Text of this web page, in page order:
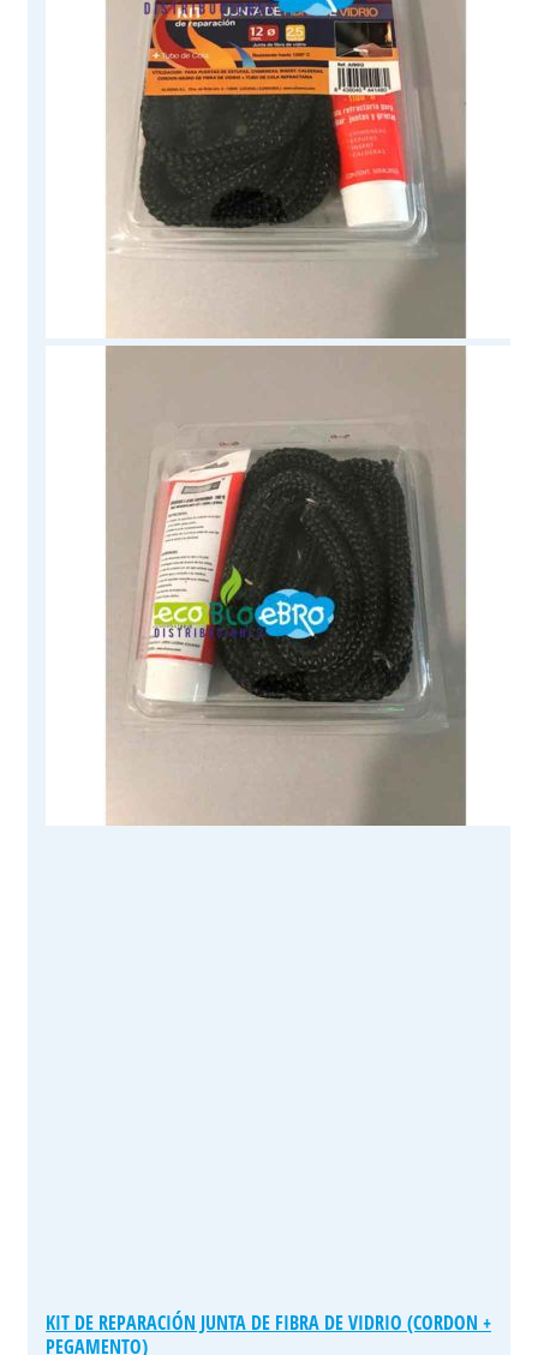
KIT DE REPARACIÓN JUNTA DE FIBRA DE VIDRIO (CORDON +
PEGAMENTO)